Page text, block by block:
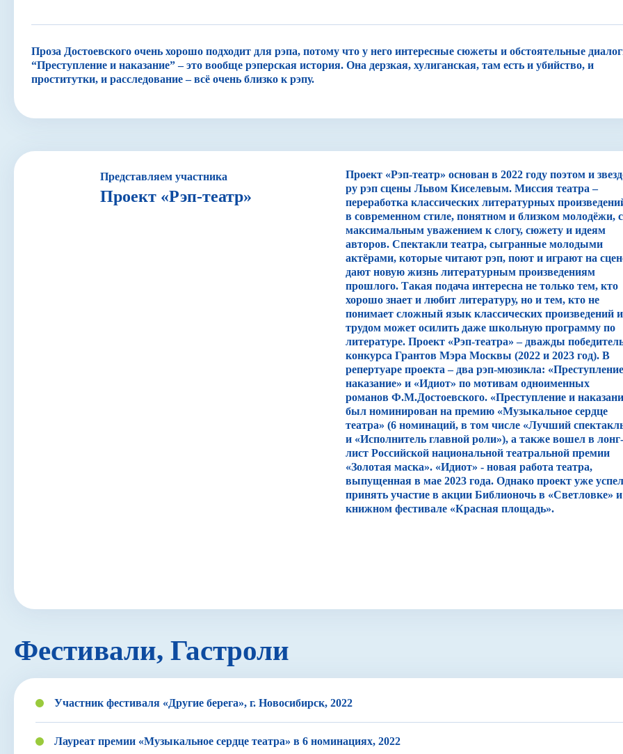
Проза Достоевского очень хорошо подходит для рэпа, потому что у него интересные сюжеты и обстоятельные
“Преступление и наказание” – это вообще рэперская история. Она дерзкая, хулиганская, там есть и убийство, и
проститутки, и расследование – всё очень близко к рэпу.
Представляем участника
Проект «Рэп-театр»
Проект «Рэп-театр» основан в 2022 году поэтом и
ру рэп сцены Львом Киселевым. Миссия театра –
переработка классических литературных
в современном стиле, понятном и близком молодёжи, с
максимальным уважением к слогу, сюжету и идеям
авторов. Спектакли театра, сыгранные молодыми
актёрами, которые читают рэп, поют и играют на
дают новую жизнь литературным произведениям
прошлого. Такая подача интересна не только тем, кто
хорошо знает и любит литературу, но и тем, кто не
понимает сложный язык классических произведений
трудом может осилить даже школьную программу по
литературе. Проект «Рэп-театра» – дважды
конкурса Грантов Мэра Москвы (2022 и 2023 год). В
репертуаре проекта – два рэп-мюзикла:
наказание» и «Идиот» по мотивам одноименных
романов Ф.М.Достоевского. «Преступление и
был номинирован на премию «Музыкальное сердце
театра» (6 номинаций, в том числе «Лучший
и «Исполнитель главной роли»), а также вошел в лонг-
лист Российской национальной театральной премии
«Золотая маска». «Идиот» - новая работа театра,
выпущенная в мае 2023 года. Однако проект уже успел
принять участие в акции Библионочь в «Светловке»
книжном фестивале «Красная площадь».
Фестивали, Гастроли
Участник фестиваля «Другие берега», г. Новосибирск, 2022
Лауреат премии «Музыкальное сердце театра» в 6 номинациях, 2022